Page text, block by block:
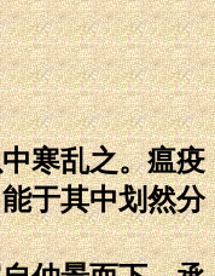
寒乱之。瘟疫
于其中划然分